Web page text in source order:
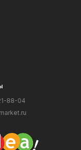
88-04